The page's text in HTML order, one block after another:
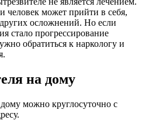
может прийти в себя,
осложнений. Но если
стало прогрессирование
обратиться к наркологу и
на дому
можно круглосуточно с